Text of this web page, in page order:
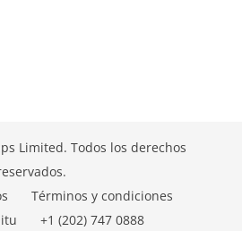
Limited. Todos los derechos
Términos y condiciones
+1 (202) 747 0888